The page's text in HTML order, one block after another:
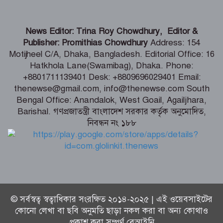
ঢাকায় মহাসমাবেশসহ কর্মসূচি ঘোষণা
করেছে ১১ দলীয় ঐক্য জোট
সচিবালয়ের সামনে অতিরিক্ত পুলিশ
মোতায়েন
সূর্যের পৃষ্ঠে লুকিয়ে ছিল যে রহস্য
News Editor: Trina Roy Chowdhury, Editor &
Publisher: Promithias Chowdhury Address: 154
Motijheel C/A, Dhaka, Bangladesh. Editorial Office: 16
Hatkhola Lane(Swamibag), Dhaka. Phone:
+8801711139401 Desk: +8809696029401 Email:
thenewse@gmail.com, info@thenewse.com South
Bengal Office: Anandalok, West Goail, Agailjhara,
Barishal. গণপ্রজাতন্ত্রী বাংলাদেশ সরকার কর্তৃক অনুমোদিত,
নিবন্ধন নং ১৮৮
© সর্বস্বত্ব স্বত্বাধিকার সংরক্ষিত ২০১৪-২০২৫ | এই ওয়েবসাইটের
কোনো লেখা বা ছবি অনুমতি ছাড়া নকল করা বা অন্য কোথাও